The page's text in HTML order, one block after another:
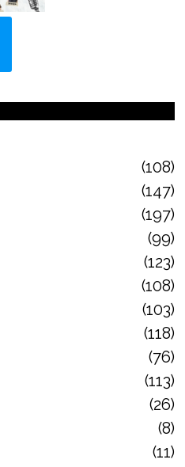
108
147
197
99
123
108
103
118
76
113
26
8
11